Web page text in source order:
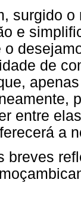
surgido
e
de
entre
a
breves